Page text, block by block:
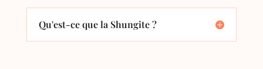
Qu'est-ce que la Shungite ?